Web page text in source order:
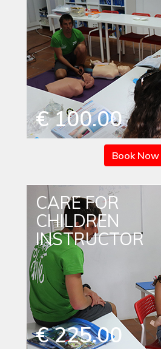
€ 100.00
Book Now
CARE FOR
CHILDREN
INSTRUCTOR
€ 225.00